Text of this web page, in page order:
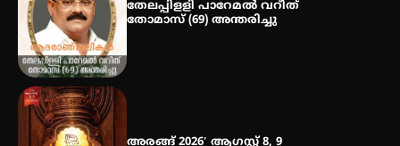
തേലപ്പിളളി പാറേമൽ വറീത്
തോമാസ് (69) അന്തരിച്ചു
അരങ്ങ് 2026′ ആഗസ്റ്റ് 8, 9